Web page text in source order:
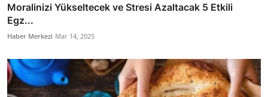
Moralinizi Yükseltecek ve Stresi Azaltacak 5 Etkili
Egz...
Haber Merkezi Mar 14, 2025